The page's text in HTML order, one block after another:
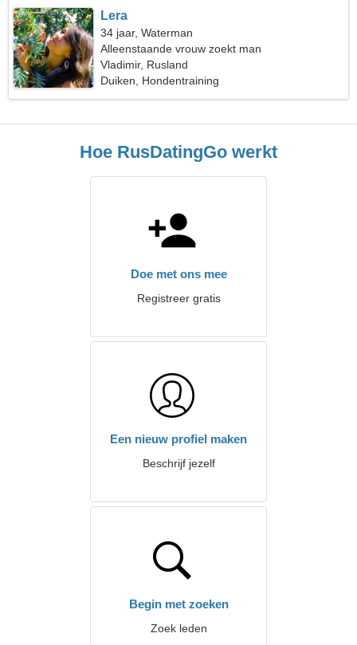
Lera
34 jaar, Waterman
Alleenstaande vrouw zoekt man
Vladimir, Rusland
Duiken, Hondentraining
Hoe RusDatingGo werkt
Doe met ons mee
Registreer gratis
Een nieuw profiel maken
Beschrijf jezelf
Begin met zoeken
Zoek leden